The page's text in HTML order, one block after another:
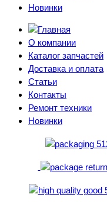
Новинки
О компании
Каталог запчастей
Доставка и оплата
Статьи
Контакты
Ремонт техники
Новинки